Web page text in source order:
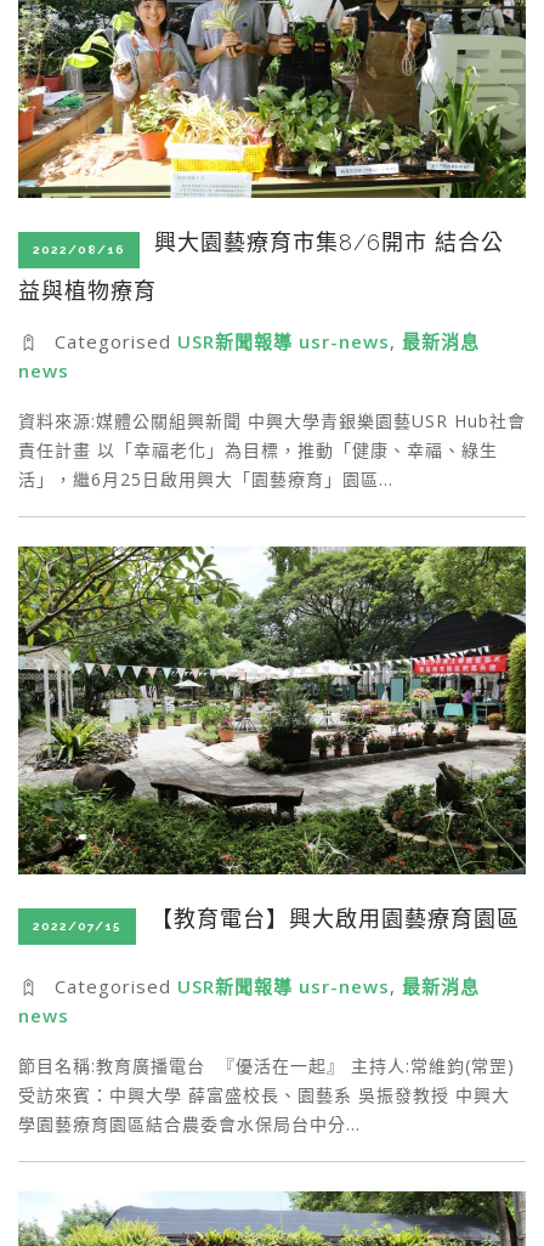
2022/08/16
興大園藝療育市集8/6開市 結合公
益與植物療育
Categorised USR新聞報導 usr-news, 最新消息
news
資料來源:媒體公關組興新聞 中興大學青銀樂園藝USR Hub社會
責任計畫 以「幸福老化」為目標，推動「健康、幸福、綠生
活」，繼6月25日啟用興大「園藝療育」園區…
2022/07/15 【教育電台】興大啟用園藝療育園區
Categorised USR新聞報導 usr-news, 最新消息
news
節目名稱:教育廣播電台 『優活在一起』 主持人:常維鈞(常罡)
受訪來賓：中興大學 薛富盛校長、園藝系 吳振發教授 中興大
學園藝療育園區結合農委會水保局台中分…